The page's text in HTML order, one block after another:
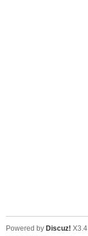
Powered by Discuz! X3.4